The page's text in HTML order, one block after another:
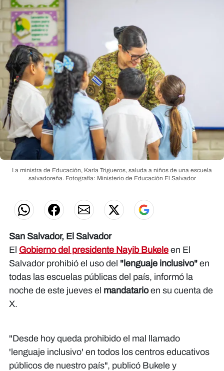
La ministra de Educación, Karla Trigueros, saluda a niños de una escuela
salvadoreña. Fotografía: Ministerio de Educación El Salvador
San Salvador, El Salvador
El Gobierno del presidente Nayib Bukele en El
Salvador prohibió el uso del "lenguaje inclusivo" en
todas las escuelas públicas del país, informó la
noche de este jueves el mandatarioen su cuenta de
X.
"Desde hoy queda prohibido el mal llamado
'lenguaje inclusivo' en todos los centros educativos
públicos de nuestro país", publicó Bukele y